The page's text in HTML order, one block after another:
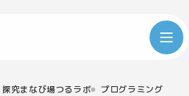
探究まなび場つるラボ
プログラミング